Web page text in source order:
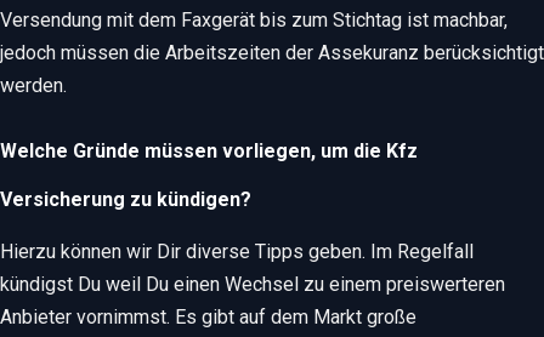
Versendung mit dem Faxgerät bis zum Stichtag ist machbar,
jedoch müssen die Arbeitszeiten der Assekuranz berücksichtigt
werden.
Welche Gründe müssen vorliegen, um die Kfz
Versicherung zu kündigen?
Hierzu können wir Dir diverse Tipps geben. Im Regelfall
kündigst Du weil Du einen Wechsel zu einem preiswerteren
Anbieter vornimmst. Es gibt auf dem Markt große